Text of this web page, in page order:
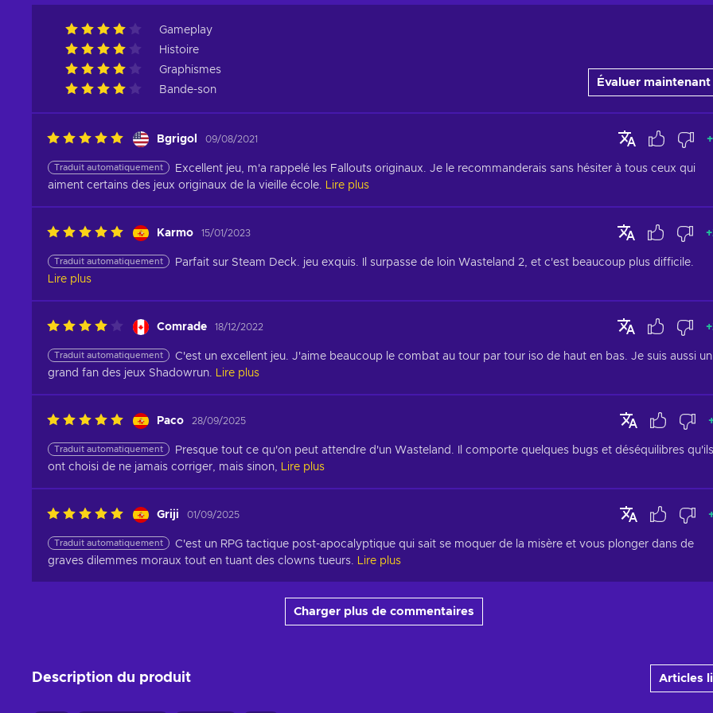
Gameplay
Histoire
Graphismes
Bande-son
Évaluer maintenant
Bgrigol 09/08/2021 +
Traduit automatiquement
Excellent jeu, m'a rappelé les Fallouts originaux. Je le recommanderais sans hésiter à tous ceux qui
aiment certains des jeux originaux de la vieille école. Lire plus
Karmo 15/01/2023 +
Traduit automatiquement
Parfait sur Steam Deck. jeu exquis. Il surpasse de loin Wasteland 2, et c'est beaucoup plus difficile.
Lire plus
Comrade 18/12/2022 +
Traduit automatiquement
C'est un excellent jeu. J'aime beaucoup le combat au tour par tour iso de haut en bas. Je suis aussi un
grand fan des jeux Shadowrun. Lire plus
Paco 28/09/2025
Traduit automatiquement
Presque tout ce qu'on peut attendre d'un Wasteland. Il comporte quelques bugs et déséquilibres qu'ils
ont choisi de ne jamais corriger, mais sinon, Lire plus
Griji 01/09/2025
Traduit automatiquement
C'est un RPG tactique post-apocalyptique qui sait se moquer de la misère et vous plonger dans de
graves dilemmes moraux tout en tuant des clowns tueurs. Lire plus
Charger plus de commentaires
Description du produit Articles